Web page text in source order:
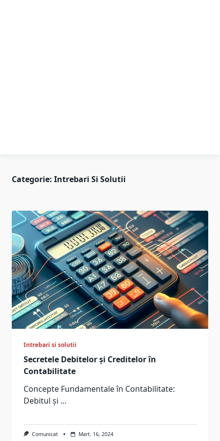
Categorie: Intrebari Si Solutii
Intrebari si solutii
Secretele Debitelor și Creditelor în
Contabilitate
Concepte Fundamentale în Contabilitate:
Debitul și ...
Comunicat Mart. 16, 2024